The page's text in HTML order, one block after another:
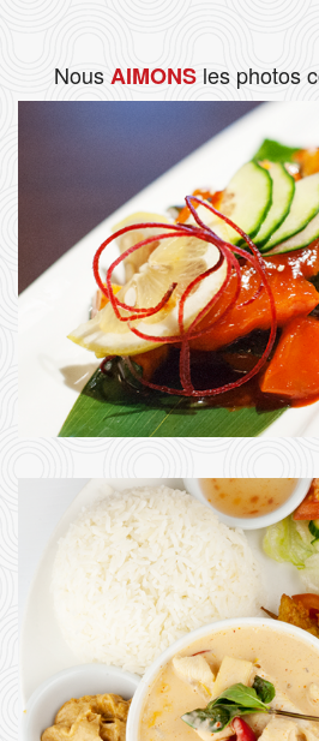
NousAIMONSles photos